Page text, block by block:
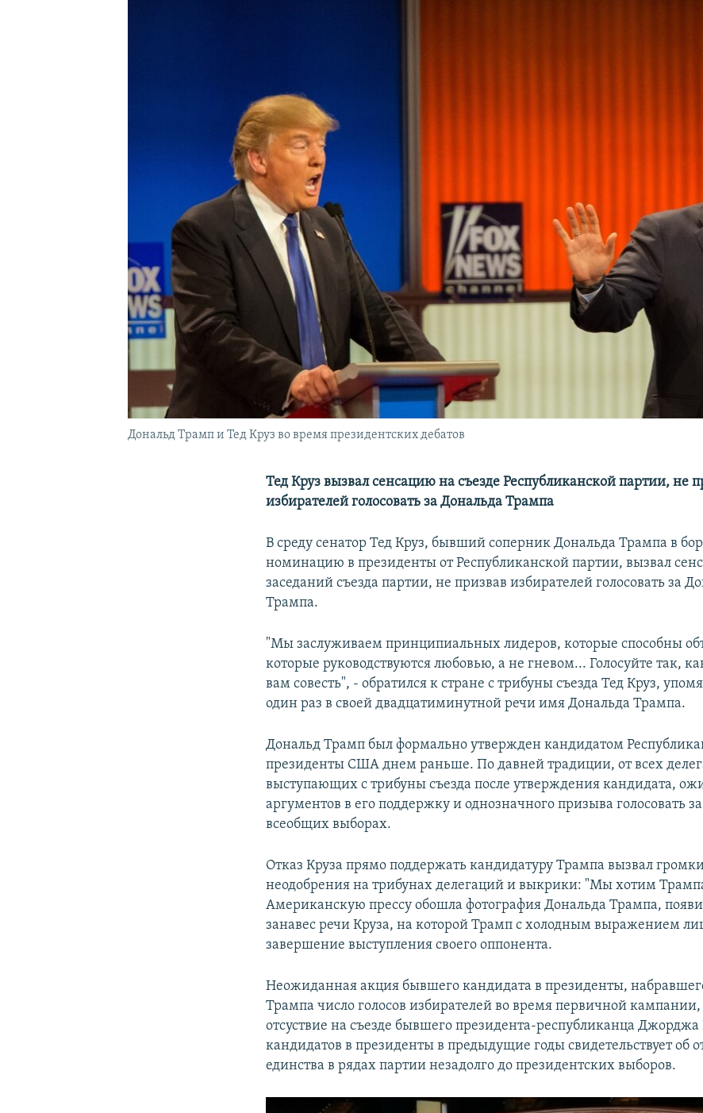
Дональд Трамп и Тед Круз во время президентских дебатов
Тед Круз вызвал сенсацию на съезде Республиканской партии, не
избирателей голосовать за Дональда Трампа
В среду сенатор Тед Круз, бывший соперник Дональда Трампа в
номинацию в президенты от Республиканской партии, вызвал
заседаний съезда партии, не призвав избирателей голосовать за
Трампа.
"Мы заслуживаем принципиальных лидеров, которые способны
которые руководствуются любовью, а не гневом... Голосуйте так,
вам совесть", - обратился к стране с трибуны съезда Тед Круз,
один раз в своей двадцатиминутной речи имя Дональда Трампа.
Дональд Трамп был формально утвержден кандидатом
президенты США днем раньше. По давней традиции, от всех
выступающих с трибуны съезда после утверждения кандидата,
аргументов в его поддержку и однозначного призыва голосовать
всеобщих выборах.
Отказ Круза прямо поддержать кандидатуру Трампа вызвал
неодобрения на трибунах делегаций и выкрики: "Мы хотим
Американскую прессу обошла фотография Дональда Трампа,
занавес речи Круза, на которой Трамп с холодным выражением
завершение выступления своего оппонента.
Неожиданная акция бывшего кандидата в президенты,
Трампа число голосов избирателей во время первичной
отсуствие на съезде бывшего президента-республиканца
кандидатов в президенты в предыдущие годы свидетельствует об
единства в рядах партии незадолго до президентских выборов.